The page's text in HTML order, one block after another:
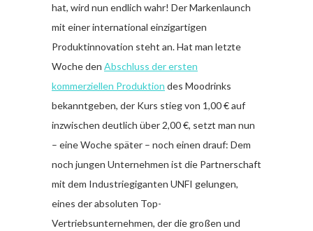
hat, wird nun endlich wahr! Der Markenlaunch
mit einer international einzigartigen
Produktinnovation steht an. Hat man letzte
Woche den Abschluss der ersten
kommerziellen Produktion des Moodrinks
bekanntgeben, der Kurs stieg von 1,00 € auf
inzwischen deutlich über 2,00 €, setzt man nun
– eine Woche später – noch einen drauf: Dem
noch jungen Unternehmen ist die Partnerschaft
mit dem Industriegiganten UNFI gelungen,
eines der absoluten Top-
Vertriebsunternehmen, der die großen und